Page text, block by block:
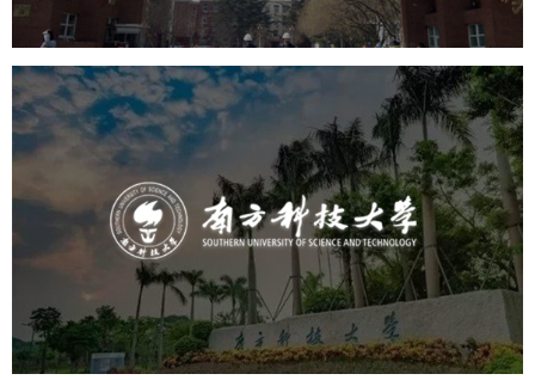
南方科技大学
高校 大学网站建设
高校网站建设
学校网站建设
教育网站建设